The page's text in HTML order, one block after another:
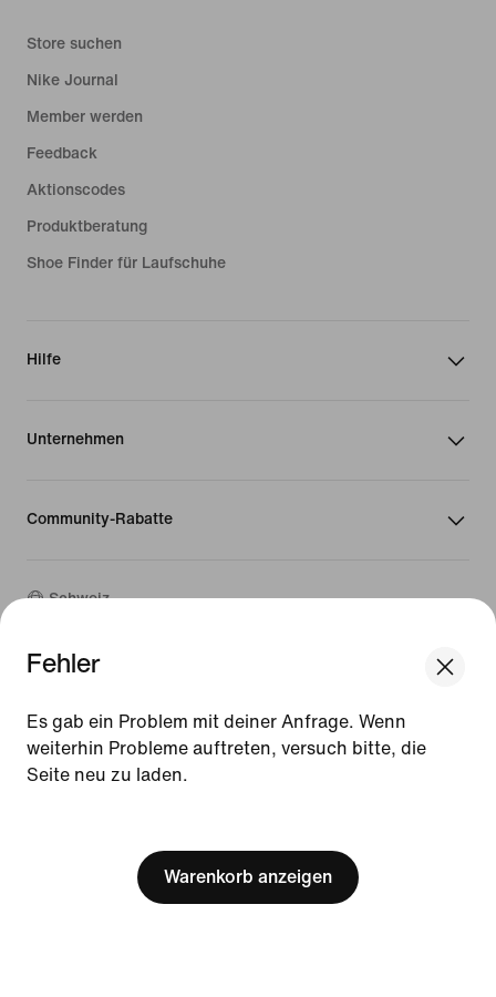
Update your location?
Schweiz
Fehler
Es gab ein Problem mit deiner Anfrage. Wenn
weiterhin Probleme auftreten, versuch bitte, die
Seite neu zu laden.
Warenkorb anzeigen
Store suchen
Nike Journal
Member werden
Feedback
Aktionscodes
Produktberatung
Shoe Finder für Laufschuhe
Hilfe
Unternehmen
Community-Rabatte
Schweiz
© 2026Nike, Inc. Alle Rechte vorbehalten
Nutzungsbedingungen
Verkaufsbedingungen
Unternehmensinformationen